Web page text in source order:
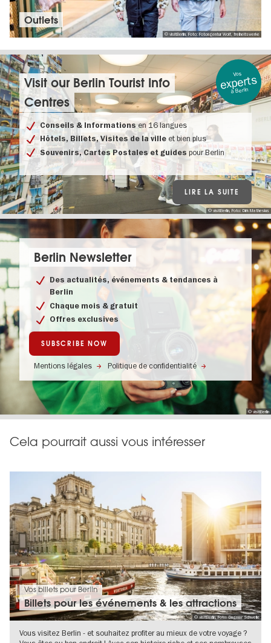
Am Lustgarten , 10178 Berlin
En savoir plus
© visitBerlin, Foto: Fotoagentur Wolf, freiheitswerke
Outlets
© visitBerlin, Foto: Dirk Mathesius
Visit our Berlin Tourist Info
Centres
Conseils & Informationsen 16 langues
Hôtels, Billets, Visites de la ville et bien plus
Souvenirs, Cartes Postales et guidespour Berlin
Vos
experts
à Berlin
LIRE LA SUITE
© visitBerlin
Berlin Newsletter
Des actualités, événements & tendances à
Berlin
Chaque mois & gratuit
Offres exclusives
SUBSCRIBE NOW
Mentions légales Politique de confidentialité
Cela pourrait aussi vous intéresser
© visitBerlin, Foto: Dagmar Schwelle
Vos billets pour Berlin
Billets pour les événements & les attractions
Vous visitez Berlin - et souhaitez profiter au mieux de votre voyage ?